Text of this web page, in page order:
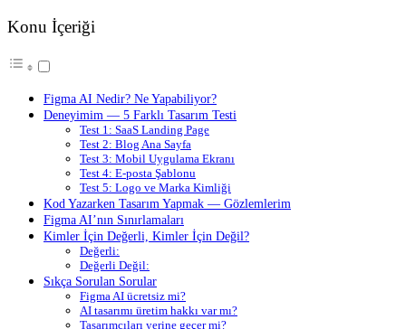
Konu İçeriği
Figma AI Nedir? Ne Yapabiliyor?
Deneyimim — 5 Farklı Tasarım Testi
Test 1: SaaS Landing Page
Test 2: Blog Ana Sayfa
Test 3: Mobil Uygulama Ekranı
Test 4: E-posta Şablonu
Test 5: Logo ve Marka Kimliği
Kod Yazarken Tasarım Yapmak — Gözlemlerim
Figma AI’nın Sınırlamaları
Kimler İçin Değerli, Kimler İçin Değil?
Değerli:
Değerli Değil:
Sıkça Sorulan Sorular
Figma AI ücretsiz mi?
AI tasarımı üretim hakkı var mı?
Tasarımcıları yerine geçer mi?